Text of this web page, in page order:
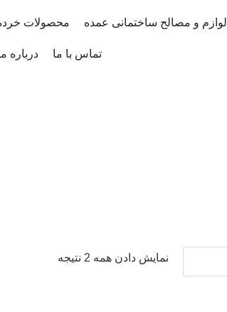
لوازم و مصالح ساختمانی عمده محصولات
تماس با ما درباره
نمایش دادن همه 2 نتیجه